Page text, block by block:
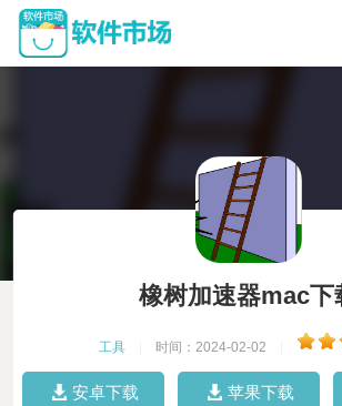
橡树加速器mac下
工具 时间：2024-02-02
安卓下载 苹果下载